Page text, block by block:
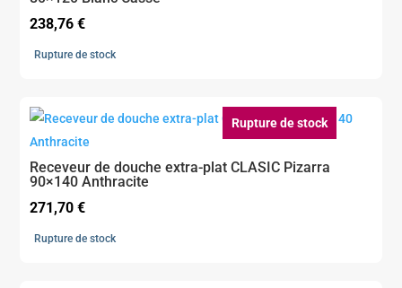
238,76€
Rupture de stock
Rupture de stock
Receveur de douche extra-plat CLASIC Pizarra
90×140 Anthracite
271,70€
Rupture de stock